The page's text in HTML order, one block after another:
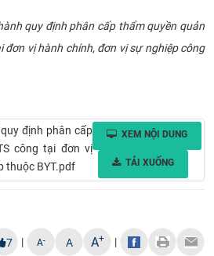
quy định phân cấp thẩm quyền quản
đơn vị hành chính, đơn vị sự nghiệp công
định phân cấp
công tại đơn vị
thuộc BYT.pdf
XEM NỘI DUNG
TẢI XUỐNG
7 | A- A A+ |